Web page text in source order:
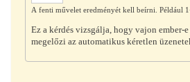
A fenti művelet eredményét kell beírni. Például
Ez a kérdés vizsgálja, hogy vajon ember-
megelőzi az automatikus kéretlen